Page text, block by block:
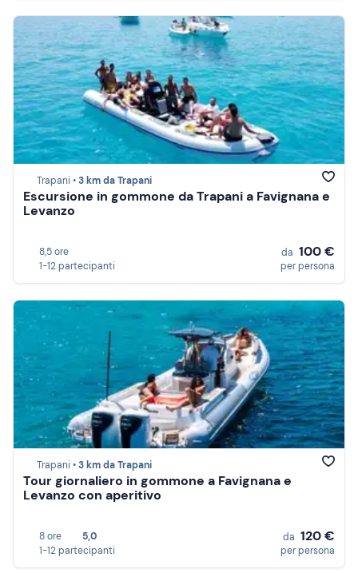
Trapani •3 km da Trapani
Escursione in gommone da Trapani a Favignana e
Levanzo
8,5 ore
1-12 partecipanti
da 100 €
per persona
Trapani •3 km da Trapani
Tour giornaliero in gommone a Favignana e
Levanzo con aperitivo
8 ore
5,0
1-12 partecipanti
da 120 €
per persona